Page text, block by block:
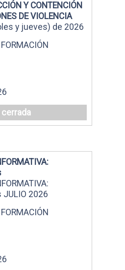
Y CONTENCIÓN
DE VIOLENCIA
y jueves) de 2026
JULIO 2026